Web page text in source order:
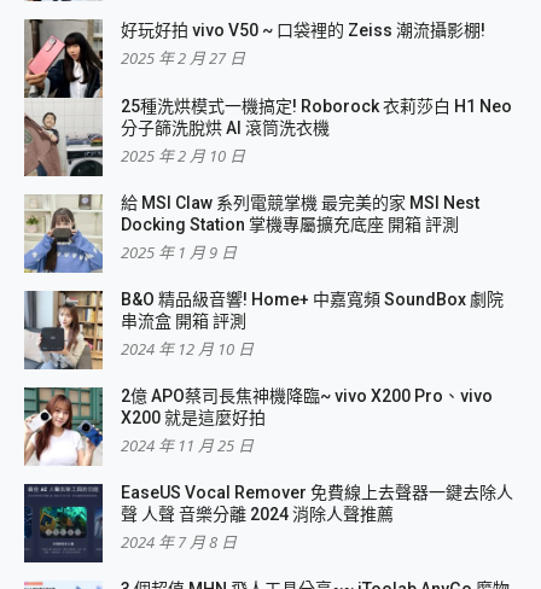
好玩好拍 vivo V50 ~ 口袋裡的 Zeiss 潮流攝影棚!
2025 年 2 月 27 日
25種洗烘模式一機搞定! Roborock 衣莉莎白 H1 Neo
分子篩洗脫烘 AI 滾筒洗衣機
2025 年 2 月 10 日
給 MSI Claw 系列電競掌機 最完美的家 MSI Nest
Docking Station 掌機專屬擴充底座 開箱 評測
2025 年 1 月 9 日
B&O 精品級音響! Home+ 中嘉寬頻 SoundBox 劇院
串流盒 開箱 評測
2024 年 12 月 10 日
2億 APO蔡司長焦神機降臨~ vivo X200 Pro、vivo
X200 就是這麼好拍
2024 年 11 月 25 日
EaseUS Vocal Remover 免費線上去聲器一鍵去除人
聲 人聲 音樂分離 2024 消除人聲推薦
2024 年 7 月 8 日